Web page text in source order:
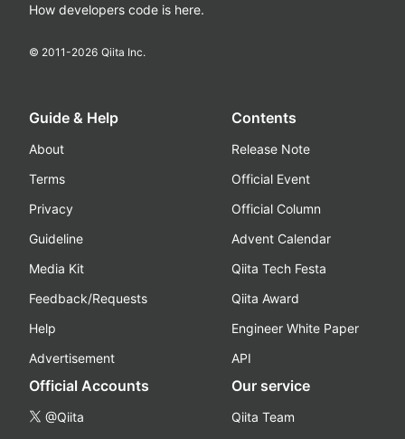
How developers code is here.
© 2011-2026 Qiita Inc.
Guide & Help
About
Terms
Privacy
Guideline
Media Kit
Feedback/Requests
Help
Advertisement
Contents
Release Note
Official Event
Official Column
Advent Calendar
Qiita Tech Festa
Qiita Award
Engineer White Paper
API
Official Accounts
@Qiita
Our service
Qiita Team